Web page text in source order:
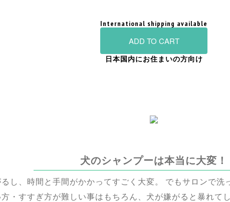
International shipping available
ADD TO CART
日本国内にお住まいの方向け
犬のシャンプーは本当に大変！
し、時間と手間がかかってすごく大変。 でもサロンで洗
・すすぎ方が難しい事はもちろん、犬が嫌がると暴れて